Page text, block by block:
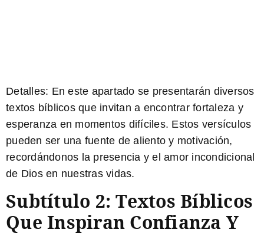
Detalles: En este apartado se presentarán diversos
textos bíblicos que invitan a encontrar fortaleza y
esperanza en momentos difíciles. Estos versículos
pueden ser una fuente de aliento y motivación,
recordándonos la presencia y el amor incondicional
de Dios en nuestras vidas.
Subtítulo 2: Textos Bíblicos
Que Inspiran Confianza Y